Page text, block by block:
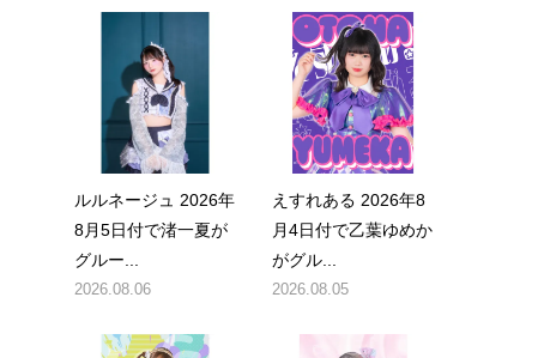
ルルネージュ 2026年
8月5日付で渚一夏が
グルー...
2026.08.06
えすれある 2026年8
月4日付で乙葉ゆめか
がグル...
2026.08.05